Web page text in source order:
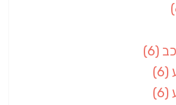
(6)
(6)
(6)